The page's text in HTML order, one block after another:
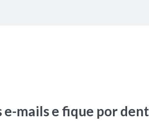
e-mails e fique por